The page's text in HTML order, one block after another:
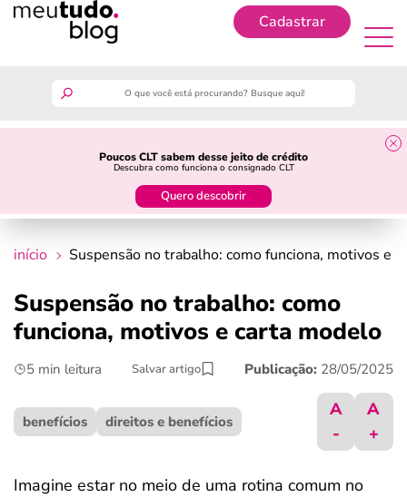
Cadastrar
Poucos CLT sabem desse jeito de crédito
Descubra como funciona o consignado CLT
Quero descobrir
guia do trabalhador
crédito fácil
últimas notícias
ferramentas
início Suspensão no trabalho: como funciona, motivos e
Suspensão no trabalho: como
funciona, motivos e carta modelo
5 min leitura Salvar artigo Publicação: 28/05/2025
benefícios direitos e benefícios
A
-
A
+
Imagine estar no meio de uma rotina comum no